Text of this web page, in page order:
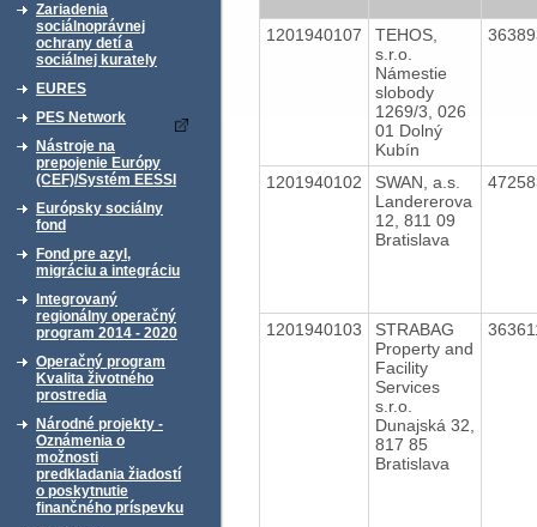
Zariadenia
sociálnoprávnej
ochrany detí a
sociálnej kurately
EURES
PES Network
Nástroje na
prepojenie Európy
(CEF)/Systém EESSI
Európsky sociálny
fond
Fond pre azyl,
migráciu a integráciu
Integrovaný
regionálny operačný
program 2014 - 2020
Operačný program
Kvalita životného
prostredia
Národné projekty -
Oznámenia o
možnosti
predkladania žiadostí
o poskytnutie
finančného príspevku
1201940107
TEHOS,
s.r.o.
Námestie
slobody
1269/3, 026
01 Dolný
Kubín
1201940102
SWAN, a.s.
Landererova
12, 811 09
Bratislava
1201940103
STRABAG
Property and
Facility
Services
s.r.o.
Dunajská 32,
817 85
Bratislava